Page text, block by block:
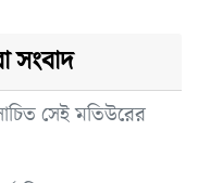
সংবাদ
সেই মতিউরের